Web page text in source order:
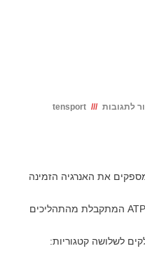
לתגובות על
לתאים
tensport
את האנרגיה הזמינה
האנרגיה הזמינה נמצאת במולקולת ה-ATP המתקבלת מהתהליכים
לשלושה קטגוריות: